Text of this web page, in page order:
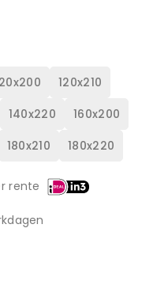
120x210
140x220
160x200
180x210 180x220
rente